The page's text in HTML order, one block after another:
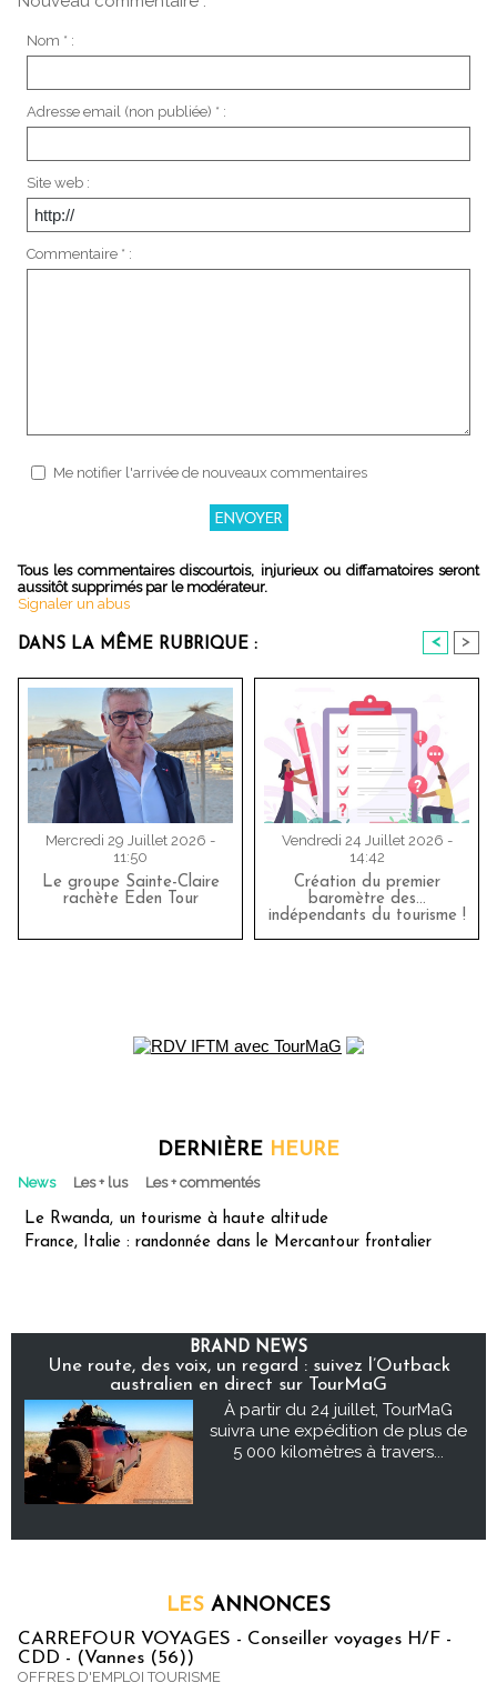
Nom * :
Adresse email (non publiée) * :
Site web :
Commentaire * :
Me notifier l'arrivée de nouveaux commentaires
Tous les commentaires discourtois, injurieux ou diffamatoires seront
aussitôt supprimés par le modérateur.
Signaler un abus
DANS LA MÊME RUBRIQUE : < >
Mercredi 29 Juillet 2026 -
11:50
Le groupe Sainte-Claire
rachète Eden Tour
Vendredi 24 Juillet 2026 -
14:42
Création du premier
baromètre des…
indépendants du tourisme !
DERNIÈRE HEURE
News Les + lus Les + commentés
Le Rwanda, un tourisme à haute altitude
France, Italie : randonnée dans le Mercantour frontalier
BRAND NEWS
Une route, des voix, un regard : suivez l’Outback
australien en direct sur TourMaG
À partir du 24 juillet, TourMaG
suivra une expédition de plus de
5 000 kilomètres à travers...
LES ANNONCES
CARREFOUR VOYAGES - Conseiller voyages H/F -
CDD - (Vannes (56))
OFFRES D'EMPLOI TOURISME